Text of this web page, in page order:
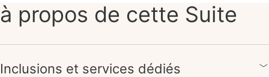
à propos de cette Suite
Inclusions et services dédiés